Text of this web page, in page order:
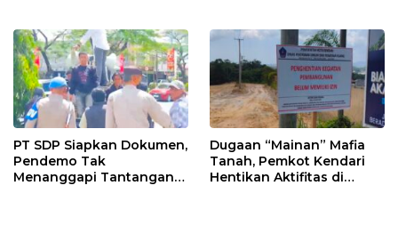
PT SDP Siapkan Dokumen,
Pendemo Tak
Menanggapi Tantangan
Dugaan “Mainan” Mafia
Tanah, Pemkot Kendari
Hentikan Aktifitas di